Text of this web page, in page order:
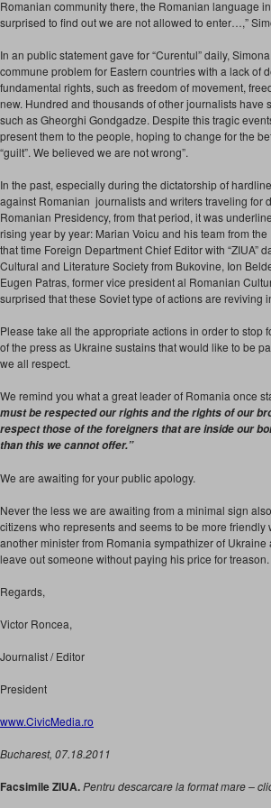
Romanian community there, the Romanian language
surprised to find out we are not allowed to enter…,”
In an public statement gave for “Curentul” daily,
commune problem for Eastern countries with a lack of
fundamental rights, such as freedom of movement,
new. Hundred and thousands of other journalists
such as Gheorghi Gondgadze. Despite this tragic
present them to the people, hoping to change for the
“guilt”. We believed we are not wrong”.
In the past, especially during the dictatorship of
against Romanian journalists and writers traveling for
Romanian Presidency, from that period, it was
rising year by year: Marian Voicu and his team from
that time Foreign Department Chief Editor with “ZIUA”
Cultural and Literature Society from Bukovine, Ion
Eugen Patras, former vice president al Romanian
surprised that these Soviet type of actions are reviving
Please take all the appropriate actions in order to
of the press as Ukraine sustains that would like to be
we all respect.
We remind you what a great leader of Romania once
must be respected our rights and the rights of our
respect those of the foreigners that are inside our
than this we cannot offer.”
We are awaiting for your public apology.
Never the less we are awaiting from a minimal sign
citizens who represents and seems to be more
another minister from Romania sympathizer of
leave out someone without paying his price for treason.
Regards,
Victor Roncea,
Journalist / Editor
President
www.CivicMedia.ro
Bucharest, 07.18.2011
Facsimile ZIUA.Pentru descarcare la format mare –